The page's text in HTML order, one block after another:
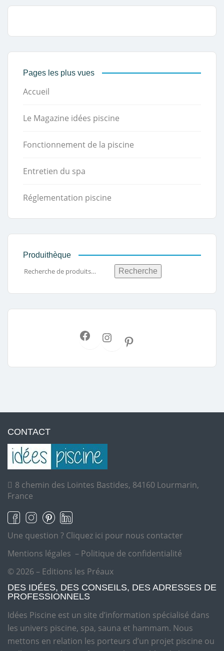
Pages les plus vues
Accueil
Le Magazine idées piscine
Fonctionnement de la piscine
Entretien du spa
Réglementation piscine
Produithèque
Recherche
CONTACT
8 chemin des Lointes Bastides, 84160 Lourmarin,
France
Une question ? Cliquez ici pour nous contacter
Mentions légales – Politique de confidentialité
© 2026 – Editions les Préaux
DES IDÉES, DES CONSEILS, DES ADRESSES DE
PROFESSIONNELS
Idées Piscine est un site d’information spécialisé dans
les univers piscine, spa, sauna et hammam. Nous
mettons en relation les porteurs d’un projet piscine ou